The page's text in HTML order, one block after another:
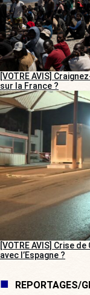
[VOTRE AVIS]
sur la France ?
[VOTRE AVIS] Crise
avec l’Espagne ?
REPORTAGES/